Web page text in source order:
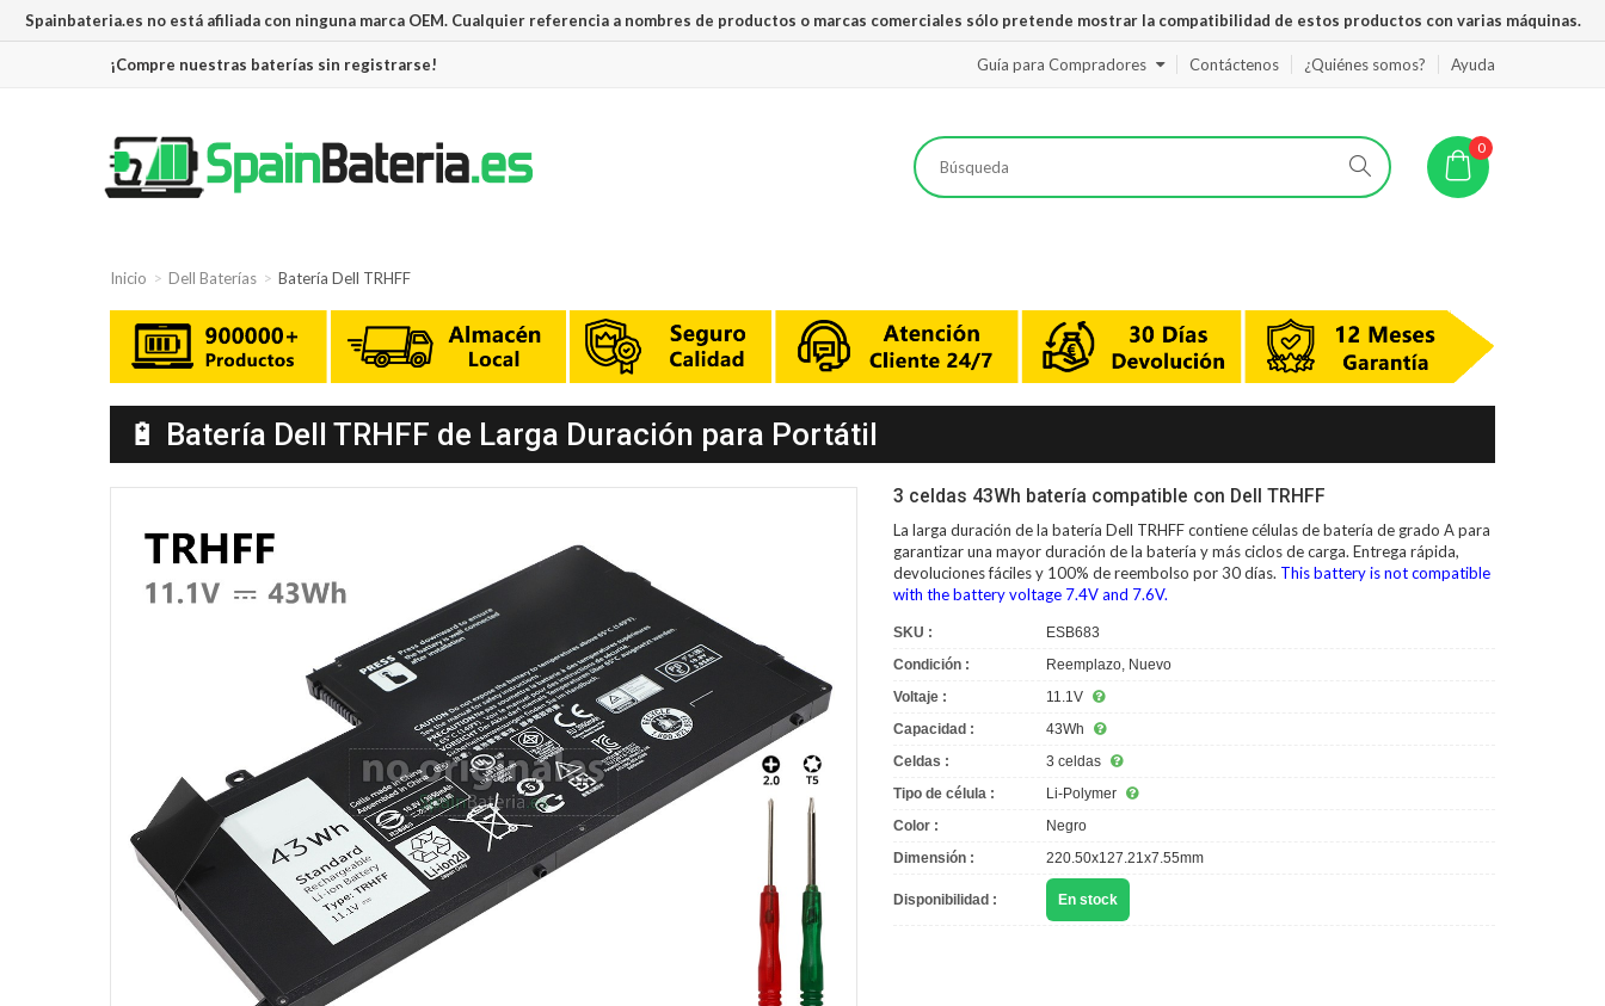
Spainbateria.es no está afiliada con ninguna marca OEM. Cualquier referencia a nombres de productos o marcas comerciales sólo pretende mostrar la compatibilidad de estos productos con varias máquinas.
¡Compre nuestras baterías sin registrarse! Guía para Compradores Contáctenos ¿Quiénes somos? Ayuda
0
Inicio Dell Baterías Batería Dell TRHFF
🔋 Batería Dell TRHFF de Larga Duración para Portátil
3 celdas 43Wh batería compatible con Dell TRHFF
La larga duración de labatería Dell TRHFFcontiene células de batería de grado A para
garantizar una mayor duración de la batería y más ciclos de carga. Entrega rápida,
devoluciones fáciles y 100% de reembolso por 30 días. This battery is not compatible
with the battery voltage 7.4V and 7.6V.
SKU :
ESB683
Condición :
Reemplazo, Nuevo
Voltaje :
11.1V
Capacidad :
43Wh
Celdas :
3 celdas
Tipo de célula :
Li-Polymer
Color :
Negro
Dimensión :
220.50x127.21x7.55mm
Disponibilidad : En stock